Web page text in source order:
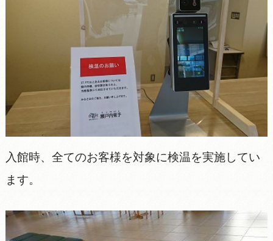
入館時、全てのお客様を対象に検温を実施してい
ます。